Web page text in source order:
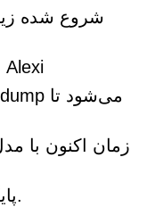
رفع اشکال‌ها در برازش برای Alexi
پایگاه داده مواد کمی مرتب شد.